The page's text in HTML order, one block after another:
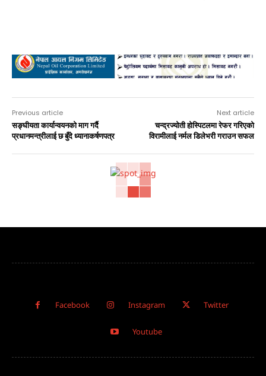
Previous article
सङ्घीयता कार्यान्वयनको माग गर्दै
प्रधानमन्त्रीलाई छ बुँदे ध्यानाकर्षणपत्र
Next article
चन्द्रज्योती होस्पिटलमा रेफर गरिएको
विरामीलाई नर्मल डिलेभरी गराउन सफल
Facebook Instagram Twitter
Youtube